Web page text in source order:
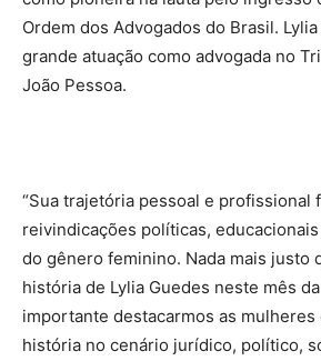
Ordem dos Advogados do Brasil.
grande atuação como advogada no
João Pessoa.
“Sua trajetória pessoal e profissional
reivindicações políticas,
do gênero feminino. Nada mais justo
história de Lylia Guedes neste mês
importante destacarmos as mulheres
história no cenário jurídico, político,